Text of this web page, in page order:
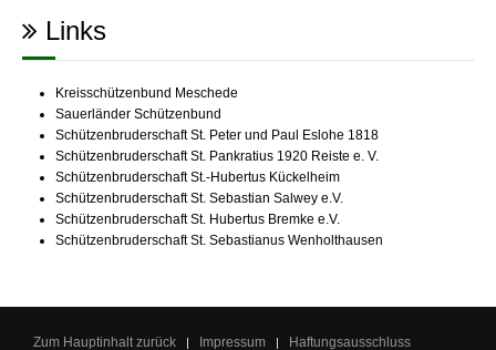
Links
Kreisschützenbund Meschede
Sauerländer Schützenbund
Schützenbruderschaft St. Peter und Paul Eslohe 1818
Schützenbruderschaft St. Pankratius 1920 Reiste e. V.
Schützenbruderschaft St.-Hubertus Kückelheim
Schützenbruderschaft St. Sebastian Salwey e.V.
Schützenbruderschaft St. Hubertus Bremke e.V.
Schützenbruderschaft St. Sebastianus Wenholthausen
Zum Hauptinhalt zurück Impressum Haftungsausschluss